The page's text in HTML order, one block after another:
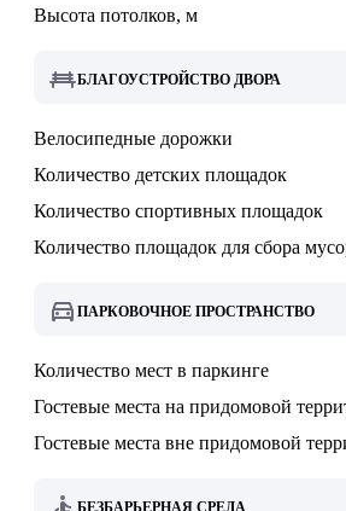
Высота потолков, м
БЛАГОУСТРОЙСТВО ДВОРА
Велосипедные дорожки
Количество детских площадок
Количество спортивных площадок
Количество площадок для сбора
ПАРКОВОЧНОЕ ПРОСТРАНСТВО
Количество мест в паркинге
Гостевые места на придомовой
Гостевые места вне придомовой
БЕЗБАРЬЕРНАЯ СРЕДА